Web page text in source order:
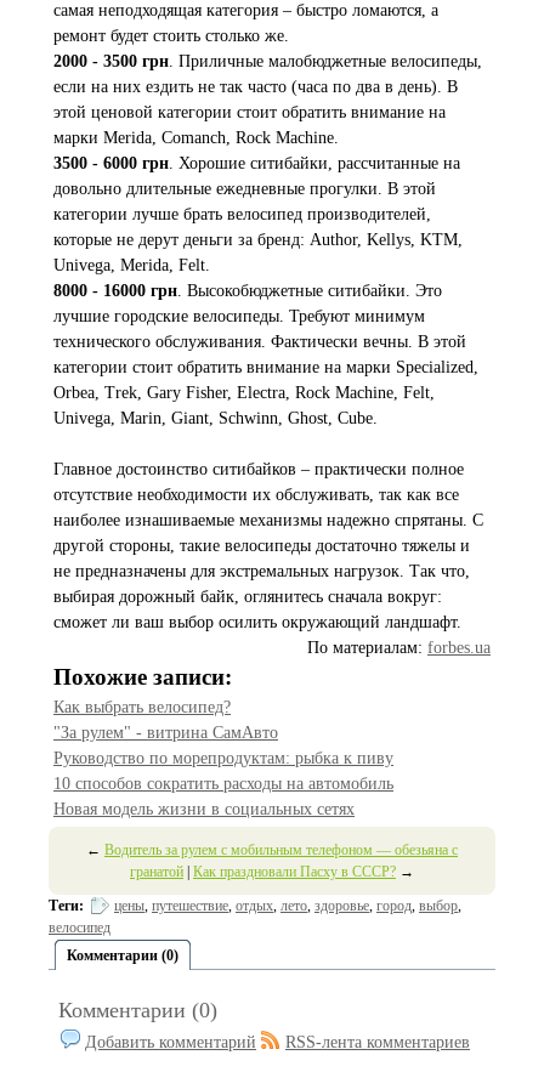
самая неподходящая категория – быстро ломаются, а
ремонт будет стоить столько же.
2000 - 3500 грн . Приличные малобюджетные велосипеды,
если на них ездить не так часто (часа по два в день). В
этой ценовой категории стоит обратить внимание на
марки Merida, Comanch, Rock Machine.
3500 - 6000 грн . Хорошие ситибайки, рассчитанные на
довольно длительные ежедневные прогулки. В этой
категории лучше брать велосипед производителей,
которые не дерут деньги за бренд: Author, Kellys, KTM,
Univega, Merida, Felt.
8000 - 16000 грн . Высокобюджетные ситибайки. Это
лучшие городские велосипеды. Требуют минимум
технического обслуживания. Фактически вечны. В этой
категории стоит обратить внимание на марки Specialized,
Orbea, Trek, Gary Fisher, Electra, Rock Machine, Felt,
Univega, Marin, Giant, Schwinn, Ghost, Cube.
Главное достоинство ситибайков – практически полное
отсутствие необходимости их обслуживать, так как все
наиболее изнашиваемые механизмы надежно спрятаны. С
другой стороны, такие велосипеды достаточно тяжелы и
не предназначены для экстремальных нагрузок. Так что,
выбирая дорожный байк, оглянитесь сначала вокруг:
сможет ли ваш выбор осилить окружающий ландшафт.
По материалам: forbes.ua
Похожие записи:
Как выбрать велосипед?
"За рулем" - витрина СамАвто
Руководство по морепродуктам: рыбка к пиву
10 способов сократить расходы на автомобиль
Новая модель жизни в социальных сетях
← Водитель за рулем с мобильным телефоном — обезьяна с
гранатой | Как праздновали Пасху в СССР? →
Теги:
цены путешествие отдых лето здоровье город выбор
велосипед
Комментарии (0)
Комментарии (0)
Добавить комментарий RSS-лента комментариев